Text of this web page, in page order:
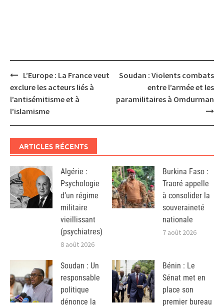
Post
navigation
L’Europe : La France veut
exclure les acteurs liés à
l’antisémitisme et à
l’islamisme
Soudan : Violents combats
entre l’armée et les
paramilitaires à Omdurman
ARTICLES RÉCENTS
Algérie :
Psychologie
d’un régime
militaire
vieillissant
(psychiatres)
8 août 2026
Burkina Faso :
Traoré appelle
à consolider la
souveraineté
nationale
7 août 2026
Soudan : Un
responsable
politique
dénonce la
Bénin : Le
Sénat met en
place son
premier bureau